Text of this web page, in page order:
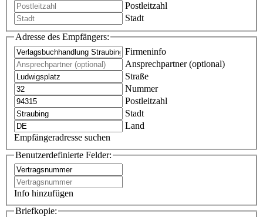
Postleitzahl
Stadt
Adresse des Empfängers:
Firmeninfo
Ansprechpartner (optional)
Straße
Nummer
Postleitzahl
Stadt
Land
Empfängeradresse suchen
Benutzerdefinierte Felder:
Info hinzufügen
Briefkopie: